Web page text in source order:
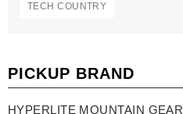
TECH COUNTRY
PICKUP BRAND
HYPERLITE MOUNTAIN GEAR